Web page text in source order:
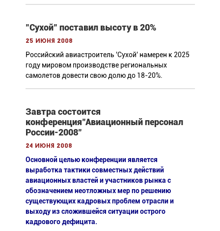
"Сухой" поставил высоту в 20%
25 июня 2008
Российский авиастроитель 'Сухой' намерен к 2025
году мировом производстве региональных
самолетов довести свою долю до 18-20%.
Завтра состоится
конференция"Авиационный персонал
России-2008"
24 июня 2008
Основной целью конференции является
выработка тактики совместных действий
авиационных властей и участников рынка с
обозначением неотложных мер по решению
существующих кадровых проблем отрасли и
выходу из сложившейся ситуации острого
кадрового дефицита.